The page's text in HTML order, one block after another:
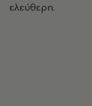
ελεύθερη.